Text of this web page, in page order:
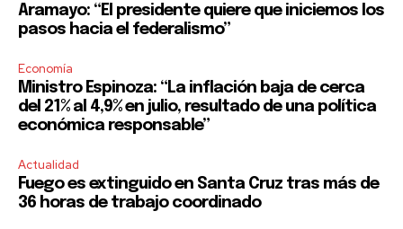
Aramayo: “El presidente quiere que iniciemos los
pasos hacia el federalismo”
Economía
Ministro Espinoza: “La inflación baja de cerca
del 21% al 4,9% en julio, resultado de una política
económica responsable”
Actualidad
Fuego es extinguido en Santa Cruz tras más de
36 horas de trabajo coordinado